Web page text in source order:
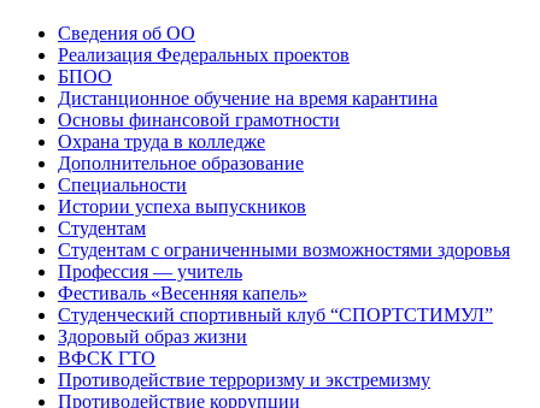
Сведения об ОО
Реализация Федеральных проектов
БПОО
Дистанционное обучение на время карантина
Основы финансовой грамотности
Охрана труда в колледже
Дополнительное образование
Специальности
Истории успеха выпускников
Студентам
Студентам с ограниченными возможностями здоровья
Профессия — учитель
Фестиваль «Весенняя капель»
Студенческий спортивный клуб “СПОРТСТИМУЛ”
Здоровый образ жизни
ВФСК ГТО
Противодействие терроризму и экстремизму
Противодействие коррупции